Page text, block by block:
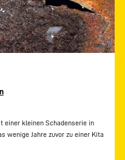
einer kleinen Schadenserie in
wenige Jahre zuvor zu einer Kita